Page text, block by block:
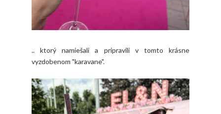
.. ktorý namiešali a pripravili v tomto krásne
vyzdobenom "karavane".